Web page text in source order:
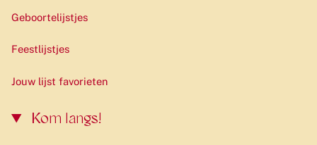
Geboortelijstjes
Feestlijstjes
Jouw lijst favorieten
Kom langs!